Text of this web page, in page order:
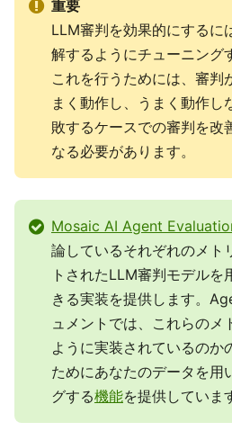
重要
LLM審判を効果的にするに
解するようにチューニング
これを行うためには、審判
まく動作し、うまく動作し
敗するケースでの審判を改
なる必要があります。
Mosaic AI Agent
論しているそれぞれのメト
トされたLLM審判モデル
きる実装を提供します。
ュメントでは、これらのメ
ように実装されているのか
ためにあなたのデータを用
グする機能を提供していま